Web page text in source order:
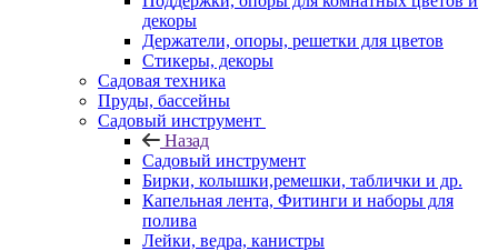
декоры
Держатели, опоры, решетки для цветов
Стикеры, декоры
Садовая техника
Пруды, бассейны
Садовый инструмент
Назад
Садовый инструмент
Бирки, колышки,ремешки, таблички и др.
Капельная лента, Фитинги и наборы для
полива
Лейки, ведра, канистры